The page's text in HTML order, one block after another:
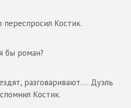
переспросил Костик.
бы роман?
разговаривают…. Дуэль
Костик.